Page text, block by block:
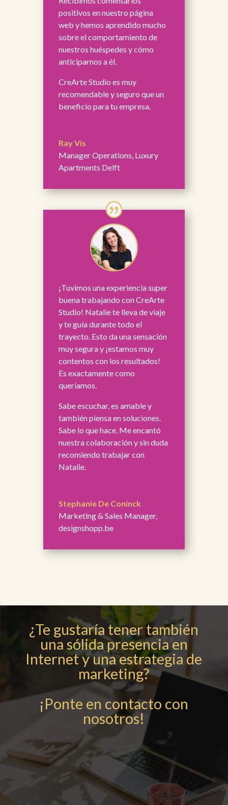
positivos en nuestro página
web y hemos aprendido mucho
sobre el comportamiento de
nuestros huéspedes y cómo
anticiparnos a él.
CreArte Studio es muy
recomendable y seguro que un
beneficio para tu empresa.
Ray Vis
Manager Operations Luxury
Apartments Delft
¡Tuvimos una experiencia super
buena trabajando con CreArte
Studio! Natalie te lleva de viaje
y te guía durante todo el
trayecto. Esto da una sensación
muy segura y ¡estamos muy
contentos con los resultados!
Es exactamente como
queríamos.
Sabe escuchar, es amable y
también piensa en soluciones.
Sabe lo que hace. Me encantó
nuestra colaboración y sin duda
recomiendo trabajar con
Natalie.
Stephanie De Coninck
Marketing & Sales Manager,
designshopp.be
¿Te gustaría tener también
una sólida presencia en
Internet y una estrategia de
marketing?
¡Ponte en contacto con
nosotros!